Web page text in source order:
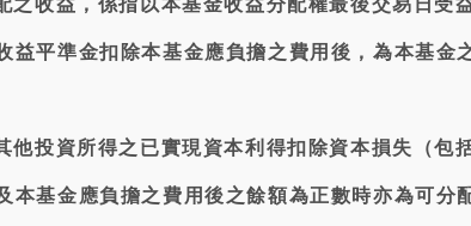
之收益，係指以本基金收益分配權最後交易日受
益平準金扣除本基金應負擔之費用後，為本基金
他投資所得之已實現資本利得扣除資本損失（包
本基金應負擔之費用後之餘額為正數時亦為可分